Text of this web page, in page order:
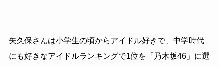
矢久保さんは小学生の頃からアイドル好きで、中学時代
にも好きなアイドルランキングで1位を「乃木坂46」に選